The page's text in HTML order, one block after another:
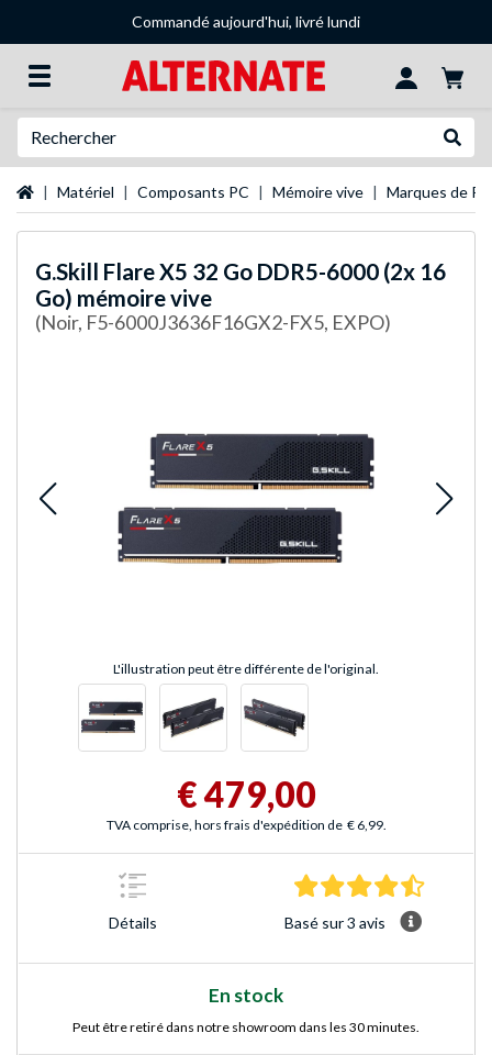
Commandé aujourd'hui, livré lundi
Page d'accueil
Matériel Composants PC Mémoire vive Marques de
G.Skill Flare X5 32 Go DDR5-6000 (2x 16
Go) mémoire vive
(Noir, F5-6000J3636F16GX2-FX5, EXPO)
L'illustration peut être différente de l'original.
€ 479,00
TVA comprise, hors frais d'expédition de € 6,99.
Détails Basé sur 3 avis
En stock
Peut être retiré dans notre showroom dans les 30 minutes.